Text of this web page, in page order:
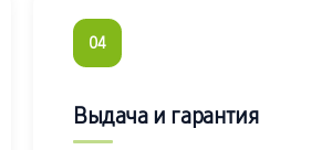
04
Выдача и гарантия